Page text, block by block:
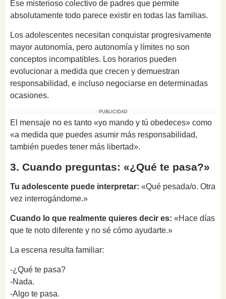
Ese misterioso colectivo de padres que permite
absolutamente todo parece existir en todas las familias.
Los adolescentes necesitan conquistar progresivamente
mayor autonomía, pero autonomía y límites no son
conceptos incompatibles. Los horarios pueden
evolucionar a medida que crecen y demuestran
responsabilidad, e incluso negociarse en determinadas
ocasiones.
PUBLICIDAD
El mensaje no es tanto «yo mando y tú obedeces» como
«a medida que puedes asumir más responsabilidad,
también puedes tener más libertad».
3. Cuando preguntas: «¿Qué te pasa?»
Tu adolescente puede interpretar: «Qué pesada/o. Otra
vez interrogándome.»
Cuando lo que realmente quieres decir es: «Hace días
que te noto diferente y no sé cómo ayudarte.»
La escena resulta familiar:
-¿Qué te pasa?
-Nada.
-Algo te pasa.